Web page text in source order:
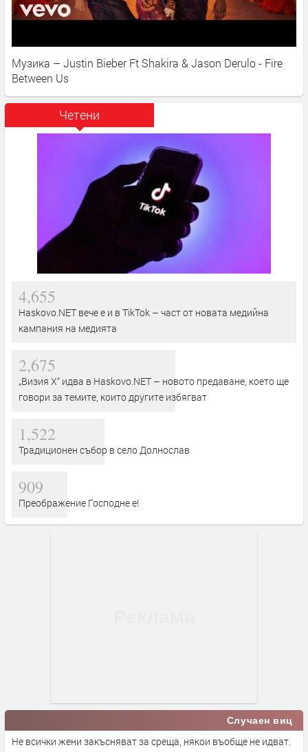
Музика – Justin Bieber Ft Shakira & Jason Derulo - Fire
Between Us
Четени
4,655
Haskovo.NET вече е и в TikTok – част от новата медийна
кампания на медията
2,675
„Визия Х“ идва в Haskovo.NET – новото предаване, което ще
говори за темите, които другите избягват
1,522
Традиционен събор в село Долнослав
909
Преображение Господне е!
Случаен виц
Не всички жени закъсняват за среща, някои въобще не идват.